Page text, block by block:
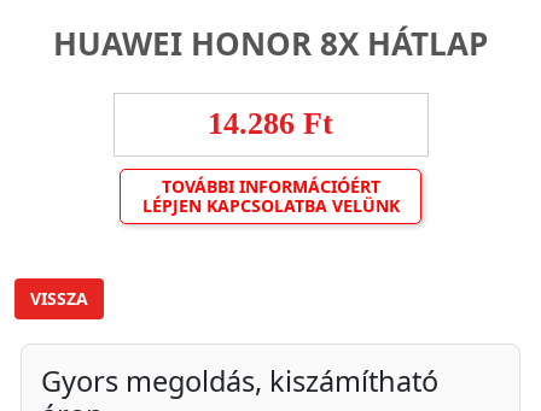
HUAWEI HONOR 8X HÁTLAP
14.286 Ft
TOVÁBBI INFORMÁCIÓÉRT
LÉPJEN KAPCSOLATBA VELÜNK
VISSZA
Gyors megoldás, kiszámítható